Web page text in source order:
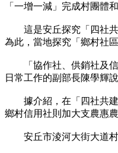
「一增一減」完成村團體
這是安丘探究「四社共
為此，當地探究「鄉村社
「協作社、供銷社及信
日常工作的副部長陳學輝說
據介紹，在「四社共建
鄉村信用社則加大支農惠
安丘市淩河大街大道村